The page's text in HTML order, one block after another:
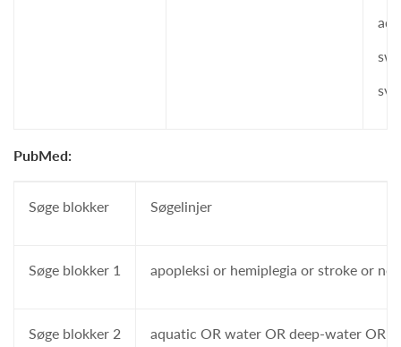
PubMed:
Søge blokker Søgelinjer
Søge blokker 1 apopleksi or hemiplegia or stroke or
Søge blokker 2 aquatic OR water OR deep-water OR